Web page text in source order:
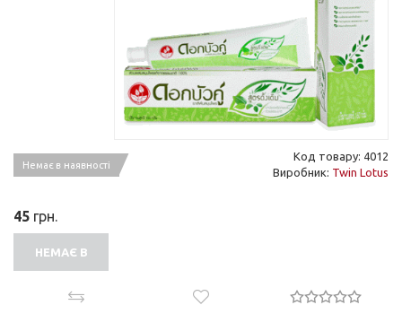
Немає в наявності
Код товару: 4012
Виробник: Twin Lotus
45 грн.
НЕМАЄ В